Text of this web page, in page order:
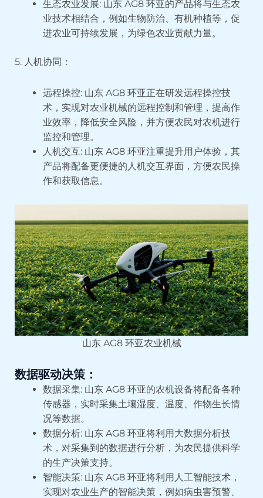
生态农业发展: 山东 AG8 环亚的产品将与生态农
业技术相结合，例如生物防治、有机种植等，促
进农业可持续发展，为绿色农业贡献力量。
5. 人机协同：
远程操控: 山东 AG8 环亚正在研发远程操控技
术，实现对农业机械的远程控制和管理，提高作
业效率，降低安全风险，并方便农民对农机进行
监控和管理。
人机交互: 山东 AG8 环亚注重提升用户体验，其
产品将配备更便捷的人机交互界面，方便农民操
作和获取信息。
山东 AG8 环亚农业机械
数据驱动决策：
数据采集: 山东 AG8 环亚的农机设备将配备各种
传感器，实时采集土壤湿度、温度、作物生长情
况等数据。
数据分析: 山东 AG8 环亚将利用大数据分析技
术，对采集到的数据进行分析，为农民提供科学
的生产决策支持。
智能决策: 山东 AG8 环亚将利用人工智能技术，
实现对农业生产的智能决策，例如病虫害预警、